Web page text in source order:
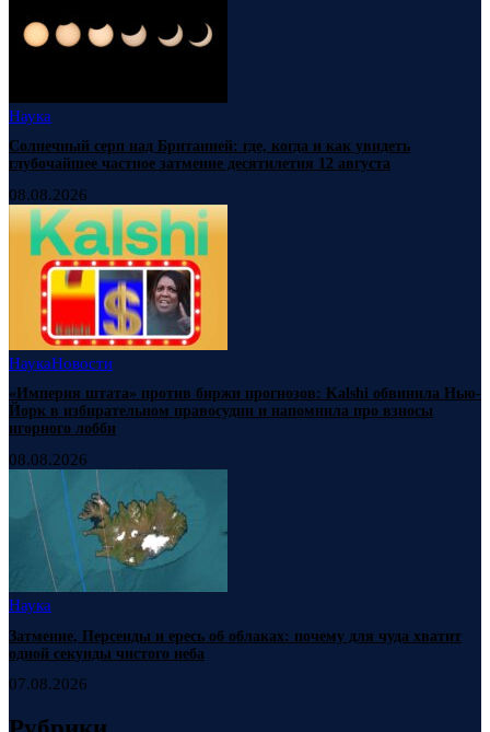
Наука
Солнечный серп над Британией: где, когда и как увидеть
глубочайшее частное затмение десятилетия 12 августа
08.08.2026
НаукаНовости
«Империя штата» против биржи прогнозов: Kalshi обвинила Нью-
Йорк в избирательном правосудии и напомнила про взносы
игорного лобби
08.08.2026
Наука
Затмение, Персеиды и ересь об облаках: почему для чуда хватит
одной секунды чистого неба
07.08.2026